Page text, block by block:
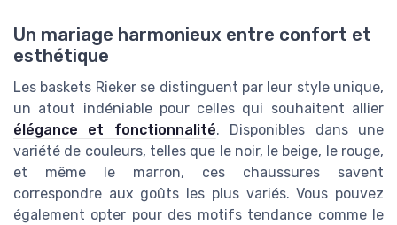
Un mariage harmonieux entre confort et
esthétique
Les baskets Rieker se distinguent par leur style unique,
un atout indéniable pour celles qui souhaitent allier
élégance et fonctionnalité. Disponibles dans une
variété de couleurs, telles que le noir, le beige, le rouge,
et même le marron, ces chaussures savent
correspondre aux goûts les plus variés. Vous pouvez
également opter pour des motifs tendance comme le